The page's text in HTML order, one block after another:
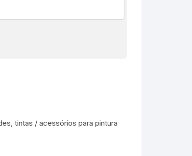
, tintas / acessórios para pintura